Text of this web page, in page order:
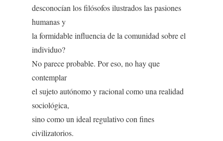
desconocían los filósofos ilustrados las pasiones
humanas y
la formidable influencia de la comunidad sobre el
individuo?
No parece probable. Por eso, no hay que
contemplar
el sujeto autónomo y racional como una realidad
sociológica,
sino como un ideal regulativo con fines
civilizatorios.